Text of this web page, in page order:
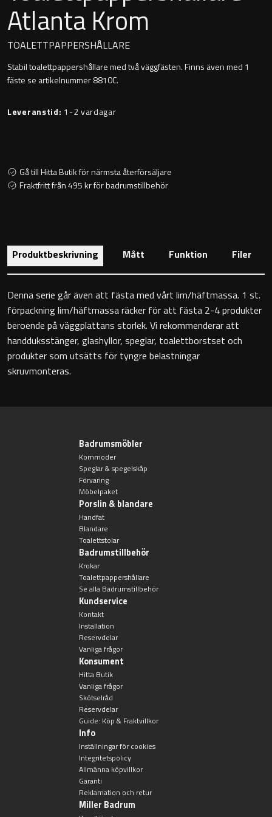
Heltäckande handfat
Underlimmat handfat
Handfat med piedestal
Blandare
Golvstående toalettstol
Vägghängd toalettstol
Handduksringar
Handduksstänger
Badkarshandtag
Sminkspeglar
Speglar utan belysning
Toalettborstset
Handtag & knoppar
Montana
Orlando
Signature
Atlanta Krom
TOALETTPAPPERSHÅLLARE
Stabil toalettpappershållare med två väggfästen. Finns även med 1
fäste se artikelnummer 8810C.
Leveranstid: 1-2 vardagar
Gå till Hitta Butik för närmsta återförsäljare
Fraktfritt från 495 kr för badrumstillbehör
Produktbeskrivning Mått Funktion Filer
Denna serie går även att fästa med vårt lim/häftmassa. 1 st.
förpackning lim/häftmassa räcker för att fästa 2-4 produkter
beroende på väggplattans storlek. Vi rekommenderar att
handduksstänger, glashyllor, speglar, toalettborstset och
produkter som utsätts för tyngre belastningar
skruvmonteras.
Badrumsmöbler
Kommoder
Speglar & spegelskåp
Förvaring
Möbelpaket
Porslin & blandare
Handfat
Blandare
Toalettstolar
Badrumstillbehör
Krokar
Toalettpappershållare
Se alla Badrumstillbehör
Kundservice
Kontakt
Installation
Reservdelar
Vanliga frågor
Konsument
Hitta Butik
Vanliga frågor
Skötselråd
Reservdelar
Guide: Köp & Fraktvillkor
Info
Inställningar för cookies
Integritetspolicy
Allmänna köpvillkor
Garanti
Reklamation och retur
Miller Badrum